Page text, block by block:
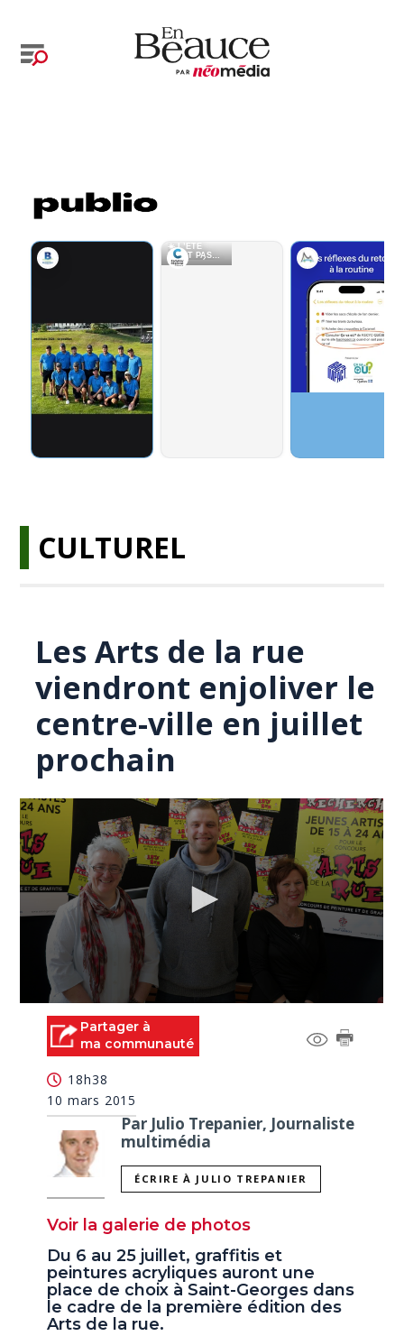
CULTUREL
Les Arts de la rue
viendront enjoliver le
centre-ville en juillet
prochain
seconds
seconds
Partager à
ma communauté
18h38
10 mars 2015
Par Julio Trepanier, Journaliste
multimédia
ÉCRIRE À JULIO TREPANIER
Voir la galerie de photos
Du 6 au 25 juillet, graffitis et
peintures acryliques auront une
place de choix à Saint-Georges dans
le cadre de la première édition des
Arts de la rue.